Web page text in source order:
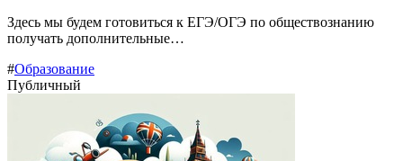
Здесь мы будем готовиться к ЕГЭ/ОГЭ по обществознанию
получать дополнительные…
#Образование
Публичный